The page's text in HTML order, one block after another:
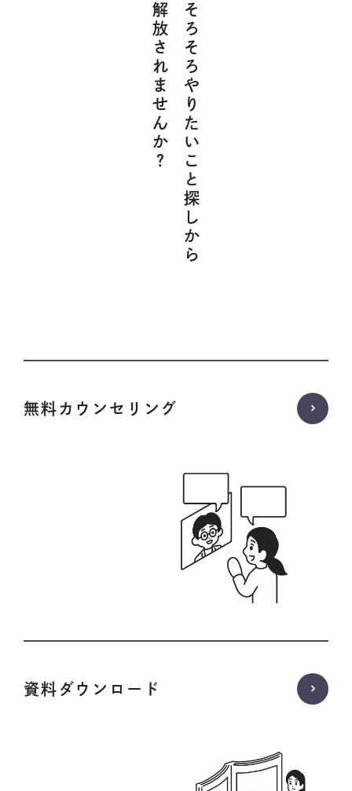
そろそろやりたいこと探しから
解放されませんか？
無料カウンセリング
資料ダウンロード